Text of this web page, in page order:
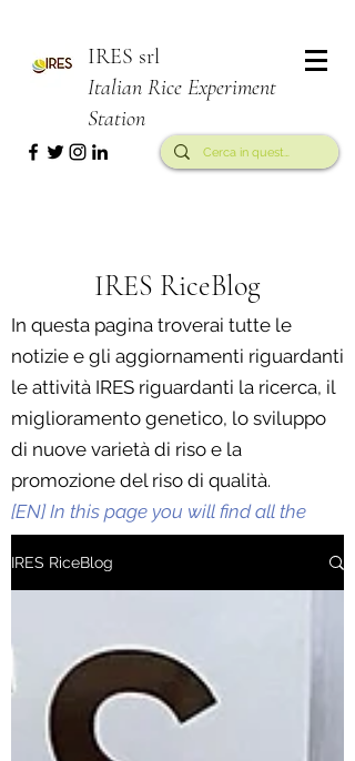
IRES srl
Italian Rice Experiment
Station
IRES RiceBlog
In questa pagina troverai tutte le
notizie e gli aggiornamenti riguardanti
le attività IRES riguardanti la ricerca, il
miglioramento genetico, lo sviluppo
di nuove varietà di riso e la
promozione del riso di qualità.
[EN] In this page you will find all the
IRES activities such as research and
IRES RiceBlog